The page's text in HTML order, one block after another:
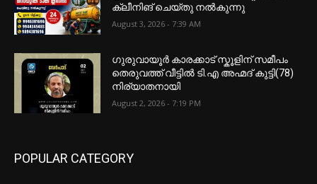
ക്ലീനിങ് ചെയ്തു നൽകുന്നു
August 3, 2026 - 7:39 AM
ഗുരുവായൂർ കാരക്കാട് സ്കൂളിന് സമീപം
തെരുവത്ത് വീട്ടിൽ ടി.എ അഹ്മദ് കുട്ടി(78)
നിര്യാതനായി
August 2, 2026 - 7:19 PM
POPULAR CATEGORY